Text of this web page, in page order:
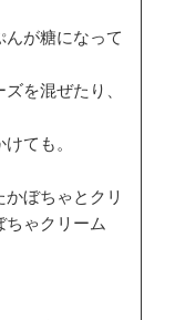
んが糖になって
を混ぜたり、
ても。
ぼちゃとクリ
ちゃクリーム